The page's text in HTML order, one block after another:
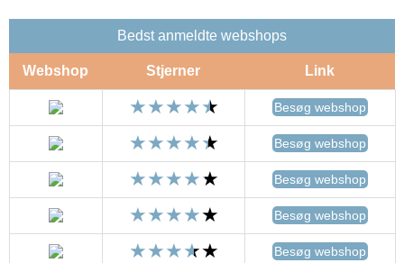
Bedst anmeldte webshops
Webshop Stjerner Link
Besøg webshop
Besøg webshop
Besøg webshop
Besøg webshop
Besøg webshop